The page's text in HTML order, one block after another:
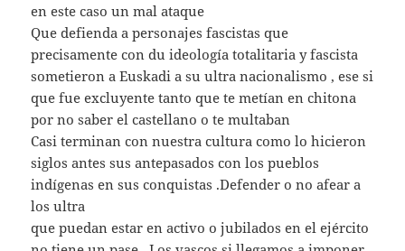
en este caso un mal ataque
Que defienda a personajes fascistas que
precisamente con du ideología totalitaria y fascista
sometieron a Euskadi a su ultra nacionalismo , ese si
que fue excluyente tanto que te metían en chitona
por no saber el castellano o te multaban
Casi terminan con nuestra cultura como lo hicieron
siglos antes sus antepasados con los pueblos
indígenas en sus conquistas .Defender o no afear a
los ultra
que puedan estar en activo o jubilados en el ejército